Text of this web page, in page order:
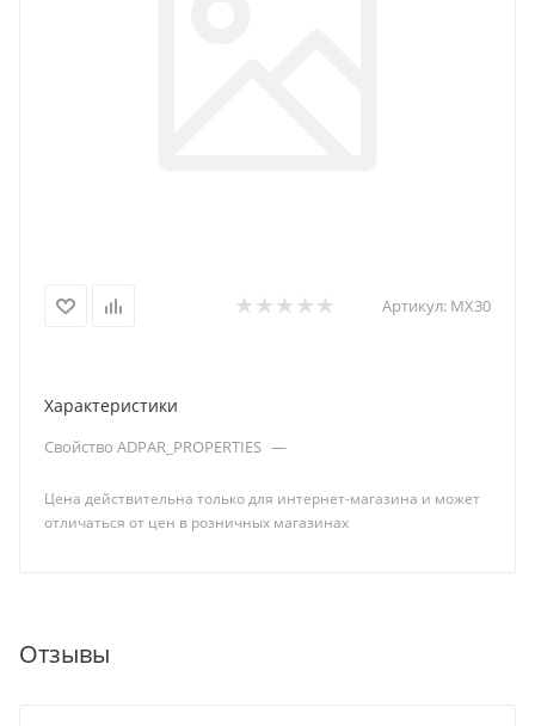
Артикул: MX30
Характеристики
Свойство ADPAR_PROPERTIES —
Цена действительна только для интернет-магазина и может
отличаться от цен в розничных магазинах
Отзывы